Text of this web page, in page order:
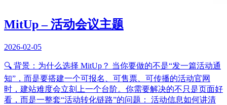
MitUp – 活动会议主题
2026-02-05
🔍 背景：为什么选择 MitUp？ 当你要做的不是“发一篇活动通
知”，而是要搭建一个可报名、可售票、可传播的活动官网
时，建站难度会立刻上一个台阶。你需要解决的不只是页面好
看，而是一整套“活动转化链路”的问题： 活动信息如何讲清